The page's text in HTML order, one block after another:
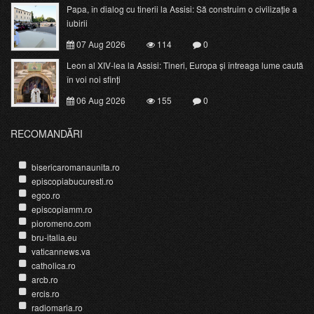
Papa, în dialog cu tinerii la Assisi: Să construim o civilizație a
iubirii
07 Aug 2026
114
0
Leon al XIV-lea la Assisi: Tineri, Europa și întreaga lume caută
în voi noi sfinți
06 Aug 2026
155 0
RECOMANDĂRI
bisericaromanaunita.ro
episcopiabucuresti.ro
egco.ro
episcopiamm.ro
pioromeno.com
bru-italia.eu
vaticannews.va
catholica.ro
arcb.ro
ercis.ro
radiomaria.ro